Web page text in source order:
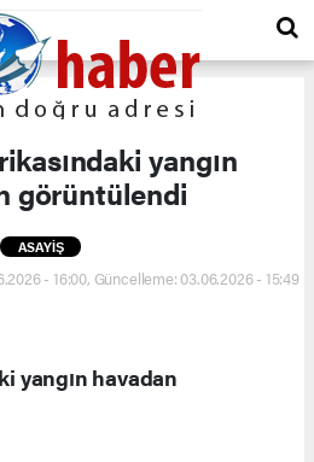
yangın
görüntülendi
ASAYİŞ
- 16:00, Güncelleme: 03.06.2026 - 15:49
yangın havadan